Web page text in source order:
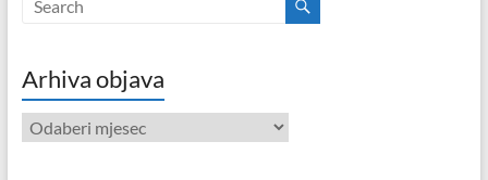
Arhiva objava
Arhiva
objava